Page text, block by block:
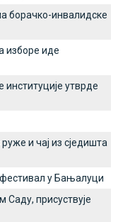
борачко-инвалидске
изборе иде
утврде
и чај из сједишта
у Бањалуци
Саду, присуствује